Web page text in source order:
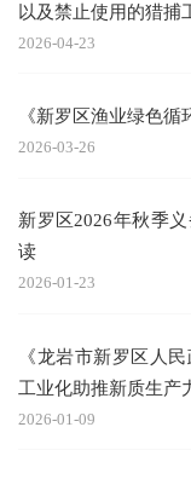
以及禁止使用的猎捕
2026-04-23
《新罗区渔业绿色
2026-03-26
新罗区2026年秋季
读
2026-01-23
《龙岩市新罗区人
工业化助推新质生产
2026-01-09